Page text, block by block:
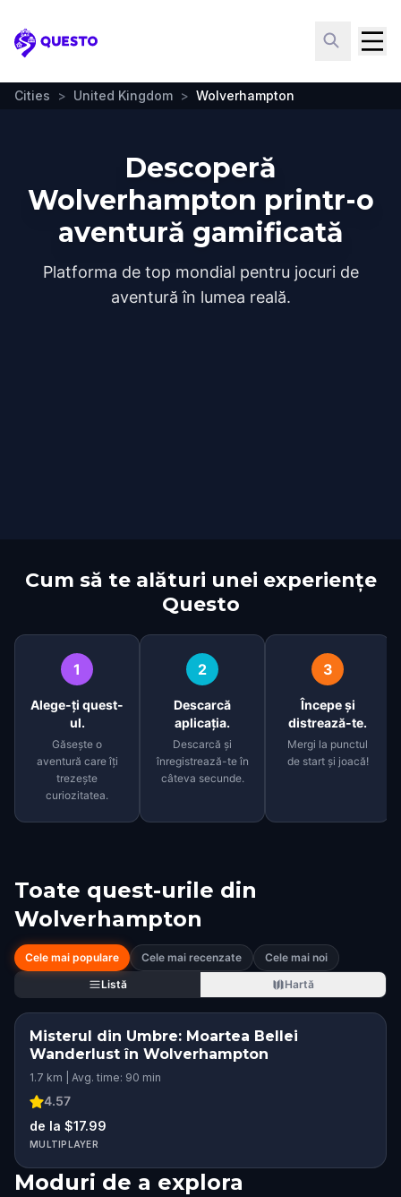
Questo
Cities > United Kingdom > Wolverhampton
Descoperă
Wolverhampton printr-o
aventură gamificată
Platforma de top mondial pentru jocuri de
aventură în lumea reală.
Cum să te alături unei experiențe
Questo
1
Alege-ți quest-
ul.
Găsește o
aventură care îți
trezește
curiozitatea.
2
Descarcă
aplicația.
Descarcă și
înregistrează-te în
câteva secunde.
3
Începe și
distrează-te.
Mergi la punctul
de start și joacă!
Toate quest-urile din
Wolverhampton
Cele mai populare Cele mai recenzate
Cele mai noi
Listă
Hartă
Misterul din Umbre: Moartea Bellei
Wanderlust în Wolverhampton
1.7 km | Avg. time: 90 min
4.57
de la $17.99
MULTIPLAYER
Moduri de a explora